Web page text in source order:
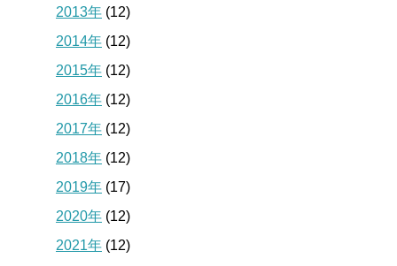
2013年 (12)
2014年 (12)
2015年 (12)
2016年 (12)
2017年 (12)
2018年 (12)
2019年 (17)
2020年 (12)
2021年 (12)